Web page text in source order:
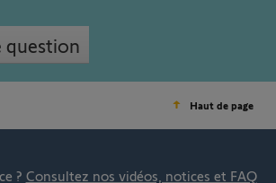
question
Haut de page
? Consultez nos vidéos, notices et FAQ